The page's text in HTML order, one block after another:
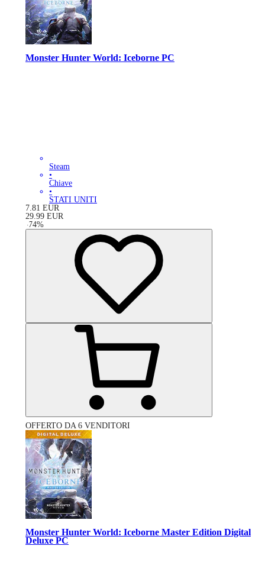
Monster Hunter World: Iceborne PC
Steam
•
Chiave
•
STATI UNITI
7.81 EUR
29.99 EUR
-74%
OFFERTO DA 6 VENDITORI
Monster Hunter World: Iceborne Master Edition Digital
Deluxe PC